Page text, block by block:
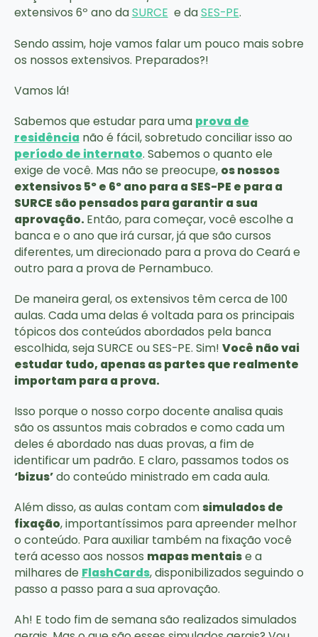
extensivos 6º ano daSURCE e daSES-PE.
Sendo assim, hoje vamos falar um pouco mais sobre
os nossos extensivos. Preparados?!
Vamos lá!
Sabemos que estudar para uma prova de
residência não é fácil, sobretudo conciliar isso ao
período de internato. Sabemos o quanto ele
exige de você. Mas não se preocupe, os nossos
extensivos 5º e 6º ano para a SES-PE e para a
SURCE são pensados para garantir a sua
aprovação. Então, para começar, você escolhe a
banca e o ano que irá cursar, já que são cursos
diferentes, um direcionado para a prova do Ceará e
outro para a prova de Pernambuco.
De maneira geral, os extensivos têm cerca de 100
aulas. Cada uma delas é voltada para os principais
tópicos dos conteúdos abordados pela banca
escolhida, seja SURCE ou SES-PE. Sim! Você não vai
estudar tudo, apenas as partes que realmente
importam para a prova.
Isso porque o nosso corpo docente analisa quais
são os assuntos mais cobrados e como cada um
deles é abordado nas duas provas, a fim de
identificar um padrão. E claro, passamos todos os
‘bizus’do conteúdo ministrado em cada aula.
Além disso, as aulas contam comsimulados de
fixação, importantíssimos para apreender melhor
o conteúdo. Para auxiliar também na fixação você
terá acesso aos nossos mapas mentaise a
milhares de FlashCards, disponibilizados seguindo o
passo a passo para a sua aprovação.
Ah! E todo fim de semana são realizados simulados